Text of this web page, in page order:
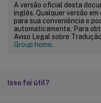
A versão oficial desta
inglês. Qualquer versão
para sua conveniência e
automaticamente. Para
Aviso Legal sobre
Group home.
Isso foi útil?